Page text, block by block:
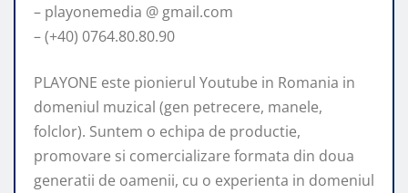
– playonemedia @ gmail.com
– (+40) 0764.80.80.90
PLAYONE este pionierul Youtube in Romania in
domeniul muzical (gen petrecere, manele,
folclor). Suntem o echipa de productie,
promovare si comercializare formata din doua
generatii de oamenii, cu o experienta in domeniul